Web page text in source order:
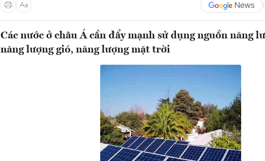
Các nước ở châu Á cần đẩy mạnh sử dụng nguồn năng
năng lượng gió, năng lượng mặt trời